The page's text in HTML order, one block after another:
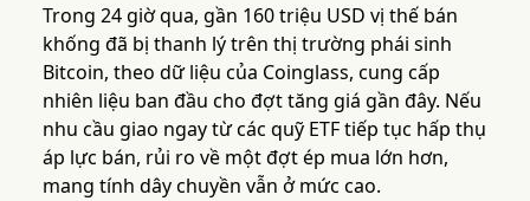
Trong 24 giờ qua, gần 160 triệu USD vị thế bán
khống đã bị thanh lý trên thị trường phái sinh
Bitcoin, theo dữ liệu của Coinglass, cung cấp
nhiên liệu ban đầu cho đợt tăng giá gần đây. Nếu
nhu cầu giao ngay từ các quỹ ETF tiếp tục hấp thụ
áp lực bán, rủi ro về một đợt ép mua lớn hơn,
mang tính dây chuyền vẫn ở mức cao.